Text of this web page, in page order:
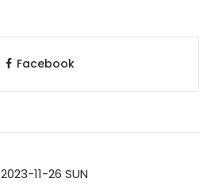
Facebook
2023-11-26 SUN